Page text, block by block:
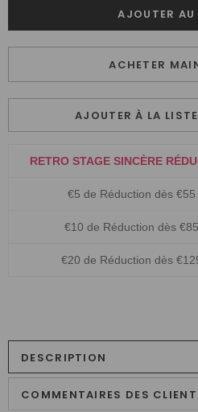
ACHETER
AJOUTER À LA
RETRO STAGE SINCÈRE
€5 de Réduction dès €55
€10 de Réduction dès €85
€20 de Réduction dès
DESCRIPTION
COMMENTAIRES DES